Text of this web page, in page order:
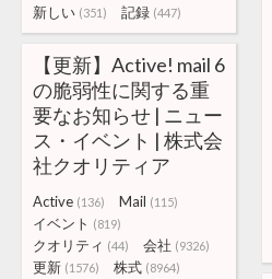
新しい (351) 記録 (447)
【更新】Active! mail 6
の脆弱性に関する重
要なお知らせ | ニュー
ス・イベント | 株式会
社クオリティア
Active (136) Mail (115)
イベント (819)
クオリティ (44) 会社 (9326)
更新 (1576) 株式 (8964)